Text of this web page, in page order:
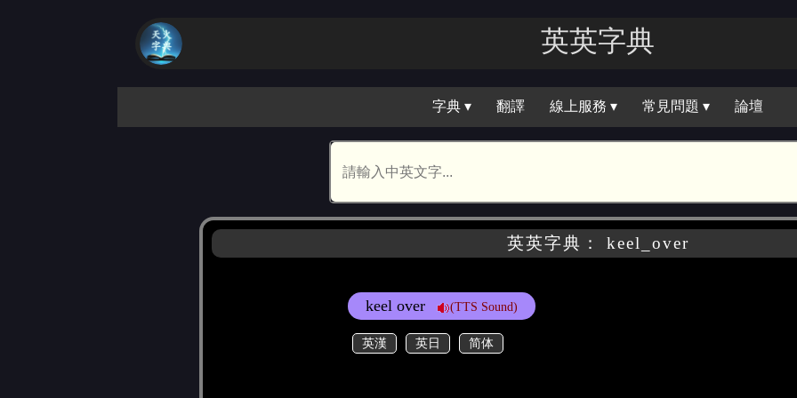
英英字典
字典 ▾ 翻譯 線上服務 ▾ 常見問題 ▾ 論壇
英英字典： keel_over
keel over (TTS Sound)
英漢 英日 简体